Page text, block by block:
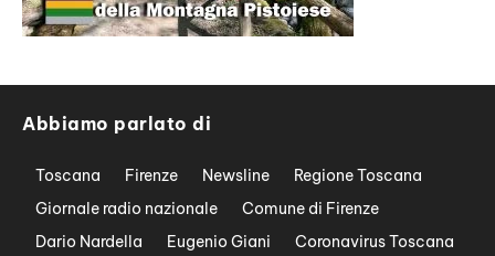
Abbiamo parlato di
Toscana Firenze Newsline
Regione Toscana
Giornale radio nazionale
Comune di Firenze
Dario Nardella
Eugenio Giani
Coronavirus Toscana